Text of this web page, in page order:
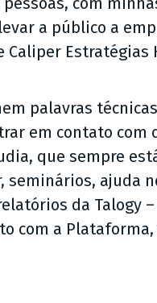
a público a
Estratégias
palavras
em contato com
que sempre
seminários, ajuda
da Talogy
com a